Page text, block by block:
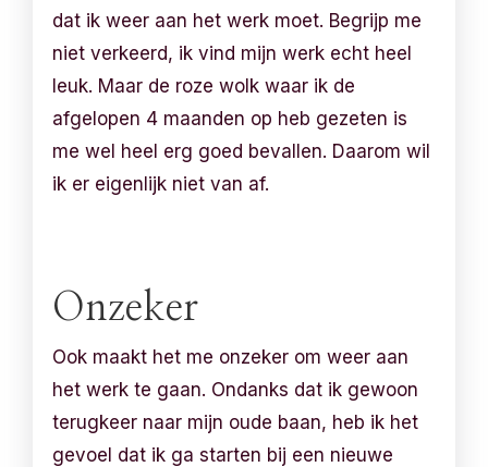
dat ik weer aan het werk moet. Begrijp me
niet verkeerd, ik vind mijn werk echt heel
leuk. Maar de roze wolk waar ik de
afgelopen 4 maanden op heb gezeten is
me wel heel erg goed bevallen. Daarom wil
ik er eigenlijk niet van af.
Onzeker
Ook maakt het me onzeker om weer aan
het werk te gaan. Ondanks dat ik gewoon
terugkeer naar mijn oude baan, heb ik het
gevoel dat ik ga starten bij een nieuwe